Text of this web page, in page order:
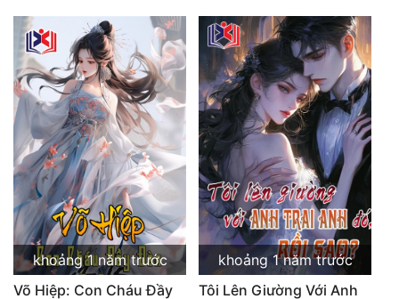
khoảng 1 năm trước
Võ Hiệp: Con Cháu Đầy
khoảng 1 năm trước
Tôi Lên Giường Với Anh